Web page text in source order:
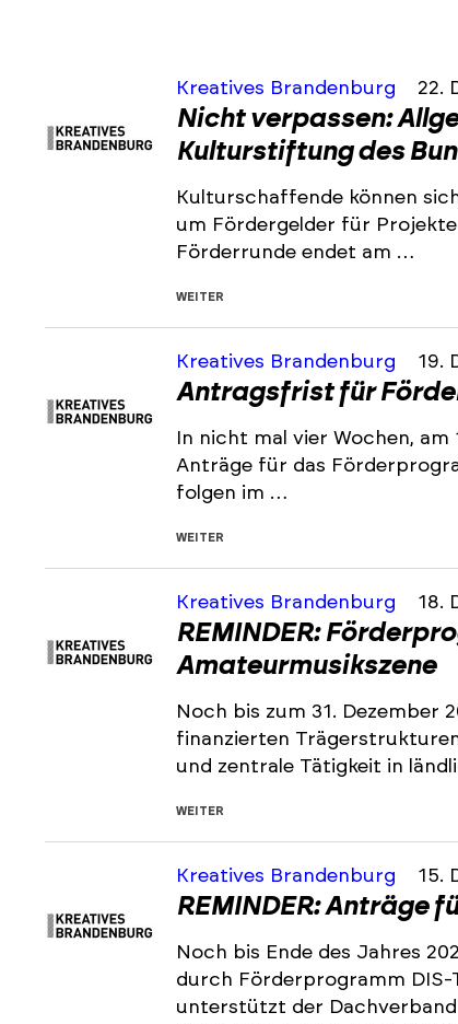
Kreatives Brandenburg 22.
Nicht verpassen:
Kulturstiftung des
Kulturschaffende können
um Fördergelder für
Förderrunde endet am …
WEITER
Kreatives Brandenburg 19.
Antragsfrist für
In nicht mal vier Wochen,
Anträge für das
folgen im …
WEITER
Kreatives Brandenburg 18.
REMINDER:
Amateurmusikszene
Noch bis zum 31. Dezember
finanzierten
und zentrale Tätigkeit in
WEITER
Kreatives Brandenburg 15.
REMINDER: Anträge
Noch bis Ende des Jahres
durch Förderprogramm DIS-
unterstützt der Dachverband